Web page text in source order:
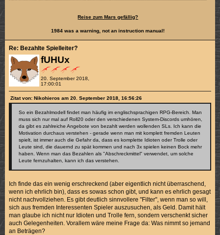
Reise zum Mars gefällig?
1984 was a warning, not an instruction manual!
fUHUx
20. September 2018,
17:00:01
Re: Bezahlte Spielleiter?
Zitat von: Nikohieros am 20. September 2018, 16:56:26
So ein Bezahlmodell findet man häufig im englischsprachigen RPG-Bereich. Man
muss sich nur mal auf Roll20 oder den verschiedenen System-Discords umhören,
da gibt es zahlreiche Angebote von bezahlt werden wollenden SLs. Ich kann die
Motivation durchaus verstehen - gerade wenn man mit komplett fremden Leuten
spielt, ist immer auch die Gefahr da, dass es komplette Idioten oder Trolle oder
Leute sind, die dauernd zu spät kommen und nach 3x spielen keinen Bock mehr
haben. Wenn man das Bezahlen als "Abschreckmittel" verwendet, um solche
Leute fernzuhalten, kann ich das verstehen.
Ich finde das ein wenig erschreckend (aber eigentlich nicht überraschend,
wenn ich ehrlich bin), dass es sowas schon gibt, und kann es ehrlich gesagt
nicht nachvollziehen. Es gibt deutlich sinnvollere "Filter", wenn man so will,
sich aus fremden Interessenten Spieler auszusuchen, als Geld. Damit hält
man glaube ich nicht nur Idioten und Trolle fern, sondern verschenkt sicher
auch Gelegenheiten. Vorallem wäre meine Frage da: Was nimmt so jemand
an Beträgen?